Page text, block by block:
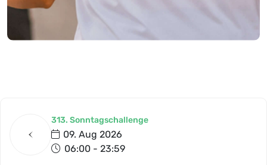
313. Sonntagschallenge
09. Aug 2026
06:00 - 23:59